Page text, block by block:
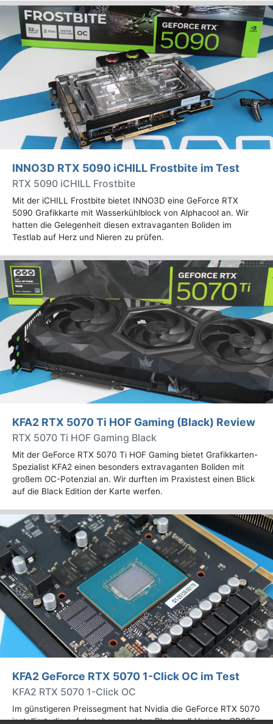
INNO3D RTX 5090 iCHILL Frostbite im Test
RTX 5090 iCHILL Frostbite
Mit der iCHILL Frostbite bietet INNO3D eine GeForce RTX
5090 Grafikkarte mit Wasserkühlblock von Alphacool an. Wir
hatten die Gelegenheit diesen extravaganten Boliden im
Testlab auf Herz und Nieren zu prüfen.
KFA2 RTX 5070 Ti HOF Gaming (Black) Review
RTX 5070 Ti HOF Gaming Black
Mit der GeForce RTX 5070 Ti HOF Gaming bietet Grafikkarten-
Spezialist KFA2 einen besonders extravaganten Boliden mit
großem OC-Potenzial an. Wir durften im Praxistest einen Blick
auf die Black Edition der Karte werfen.
KFA2 GeForce RTX 5070 1-Click OC im Test
KFA2 RTX 5070 1-Click OC
Im günstigeren Preissegment hat Nvidia die GeForce RTX 5070
installiert, die auf der abgespeckten Blackwell-Variante GB205